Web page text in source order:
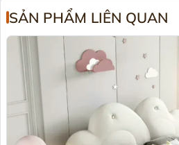
SẢN PHẨM LIÊN QUAN